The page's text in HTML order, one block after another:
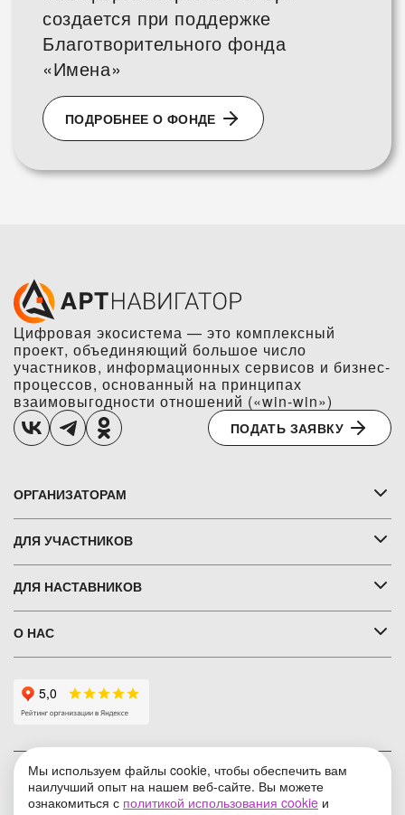
создается при поддержке
Благотворительного фонда
«Имена»
ПОДРОБНЕЕ О ФОНДЕ
Цифровая экосистема — это комплексный
проект, объединяющий большое число
участников, информационных сервисов и бизнес-
процессов, основанный на принципах
взаимовыгодности отношений («win-win»)
ПОДАТЬ ЗАЯВКУ
ОРГАНИЗАТОРАМ
ДЛЯ УЧАСТНИКОВ
ДЛЯ НАСТАВНИКОВ
О НАС
Условия использования
Мы используем файлы cookie, чтобы обеспечить вам
наилучший опыт на нашем веб-сайте. Вы можете
ознакомиться с политикой использования cookie и